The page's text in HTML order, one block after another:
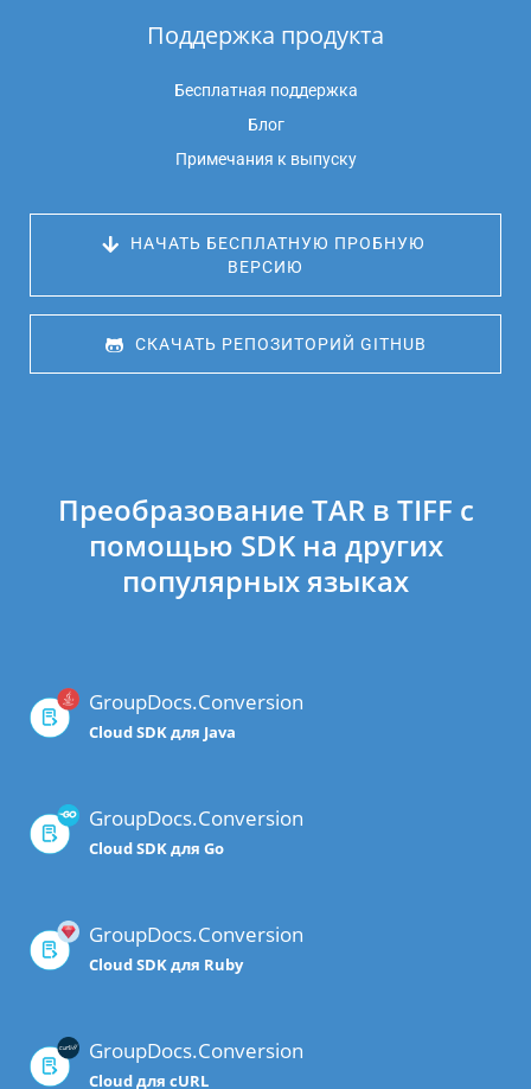
Поддержка продукта
Бесплатная поддержка
Блог
Примечания к выпуску
НАЧАТЬ БЕСПЛАТНУЮ ПРОБНУЮ
ВЕРСИЮ
СКАЧАТЬ РЕПОЗИТОРИЙ GITHUB
Преобразование TAR в TIFF с
помощью SDK на других
популярных языках
GroupDocs.Conversion
Cloud SDK для Java
GroupDocs.Conversion
Cloud SDK для Go
GroupDocs.Conversion
Cloud SDK для Ruby
GroupDocs.Conversion
Cloud для cURL